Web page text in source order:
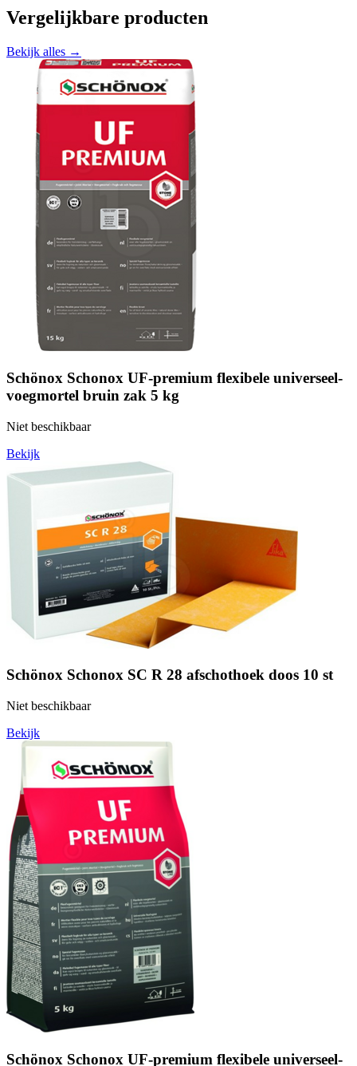
Vergelijkbare producten
Bekijk alles →
Schönox Schonox UF-premium flexibele universeel-
voegmortel bruin zak 5 kg
Niet beschikbaar
Bekijk
Schönox Schonox SC R 28 afschothoek doos 10 st
Niet beschikbaar
Bekijk
Schönox Schonox UF-premium flexibele universeel-